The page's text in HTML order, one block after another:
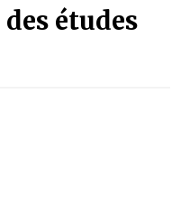
du M’zab
études